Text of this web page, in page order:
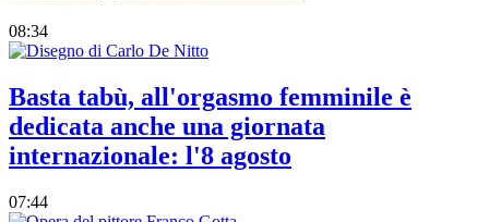
08:34
Basta tabù, all'orgasmo femminile è
dedicata anche una giornata
internazionale: l'8 agosto
07:44